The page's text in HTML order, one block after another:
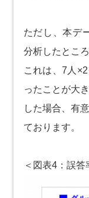
ただし、本デ
分析したとこ
これは、7人
ったことが大
した場合、有
ております。
＜図表4：誤答